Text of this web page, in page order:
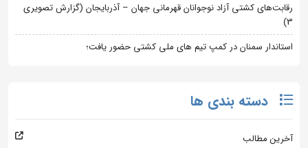
رقابت‌های کشتی آزاد نوجوانان قهرمانی جهان – آذربایجان (گزارش تصویری
3)
استاندار سمنان در کمپ تیم های ملی کشتی حضور یافت؛
دسته بندی ها
آخرین مطالب